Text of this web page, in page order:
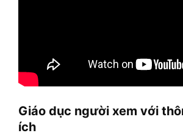
Giáo dục người xem với
ích